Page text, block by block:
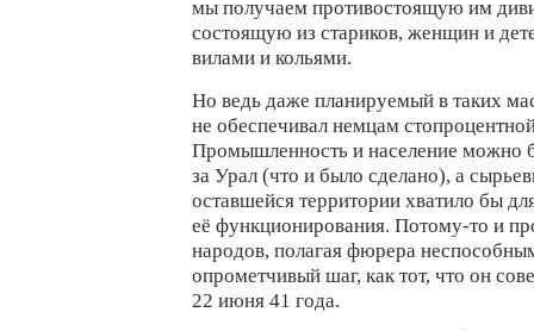
мы получаем противостоящую им
состоящую из стариков, женщин и
вилами и кольями.
Но ведь даже планируемый в таких
не обеспечивал немцам
Промышленность и население можно
за Урал (что и было сделано), а
оставшейся территории хватило бы
её функционирования. Потому-то и
народов, полагая фюрера
опрометчивый шаг, как тот, что он
22 июня 41 года.